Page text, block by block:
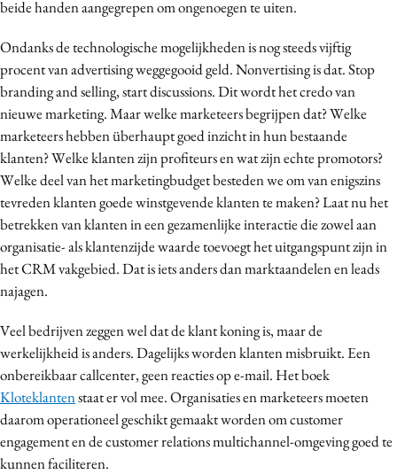
Media
Merkstrategie
PR
Programmatic
Purpose Marketing
Reputatie & crisis
beide handen aangegrepen om ongenoegen te uiten.
Ondanks de technologische mogelijkheden is nog steeds vijftig
procent van advertising weggegooid geld. Nonvertising is dat. Stop
branding and selling, start discussions. Dit wordt het credo van
nieuwe marketing. Maar welke marketeers begrijpen dat? Welke
marketeers hebben überhaupt goed inzicht in hun bestaande
klanten? Welke klanten zijn profiteurs en wat zijn echte promotors?
Welke deel van het marketingbudget besteden we om van enigszins
tevreden klanten goede winstgevende klanten te maken? Laat nu het
betrekken van klanten in een gezamenlijke interactie die zowel aan
organisatie- als klantenzijde waarde toevoegt het uitgangspunt zijn in
het CRM vakgebied. Dat is iets anders dan marktaandelen en leads
najagen.
Veel bedrijven zeggen wel dat de klant koning is, maar de
werkelijkheid is anders. Dagelijks worden klanten misbruikt. Een
onbereikbaar callcenter, geen reacties op e-mail. Het boek
Kloteklantenstaat er vol mee. Organisaties en marketeers moeten
daarom operationeel geschikt gemaakt worden om customer
engagement en de customer relations multichannel-omgeving goed te
kunnen faciliteren.